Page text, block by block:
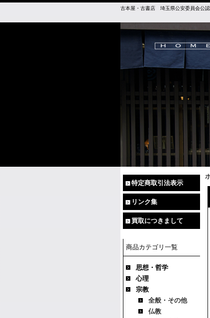
古本屋・古書店 埼玉県公安委員会公認
特定商取引法表示
リンク集
買取につきまして
商品カテゴリ一覧
思想・哲学
心理
宗教
全般・その他
仏教